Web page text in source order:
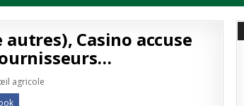
Casino accuse
agricole